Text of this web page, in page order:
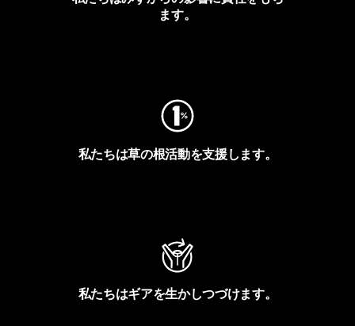
ます。
私たちは草の根活動を支援します。
私たちはギアを生かしつづけます。